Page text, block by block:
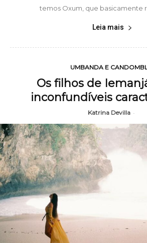
temos Oxum, que basicamente
Leia mais
UMBANDA E
Os filhos de
inconfundíveis
Katrina Devilla -